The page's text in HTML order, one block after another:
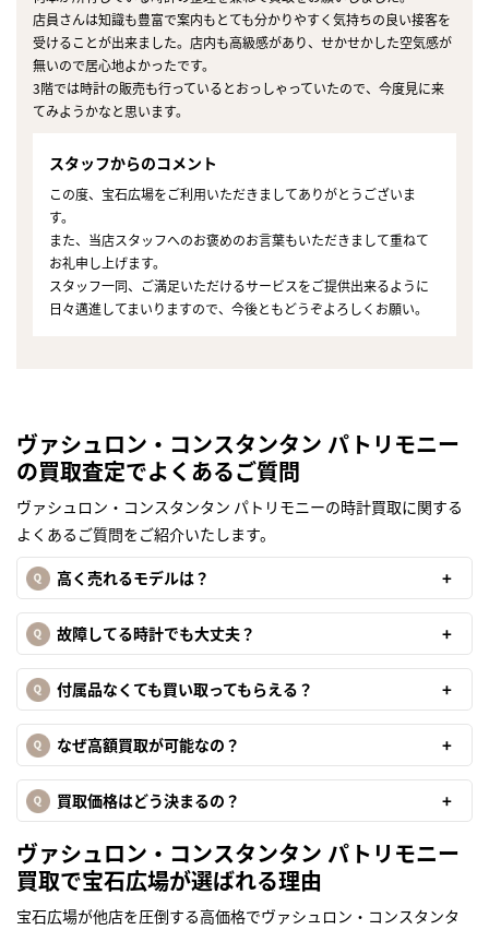
店員さんは知識も豊富で案内もとても分かりやすく気持ちの良い接客を
受けることが出来ました。店内も高級感があり、せかせかした空気感が
無いので居心地よかったです。
3階では時計の販売も行っているとおっしゃっていたので、今度見に来
てみようかなと思います。
スタッフからのコメント
この度、宝石広場をご利用いただきましてありがとうございま
す。
また、当店スタッフへのお褒めのお言葉もいただきまして重ねて
お礼申し上げます。
スタッフ一同、ご満足いただけるサービスをご提供出来るように
日々邁進してまいりますので、今後ともどうぞよろしくお願い。
ヴァシュロン・コンスタンタン パトリモニー
の買取査定でよくあるご質問
ヴァシュロン・コンスタンタン パトリモニーの時計買取に関する
よくあるご質問をご紹介いたします。
高く売れるモデルは？
故障してる時計でも大丈夫？
付属品なくても買い取ってもらえる？
なぜ高額買取が可能なの？
買取価格はどう決まるの？
ヴァシュロン・コンスタンタン パトリモニー
買取で宝石広場が選ばれる理由
宝石広場が他店を圧倒する高価格でヴァシュロン・コンスタンタ